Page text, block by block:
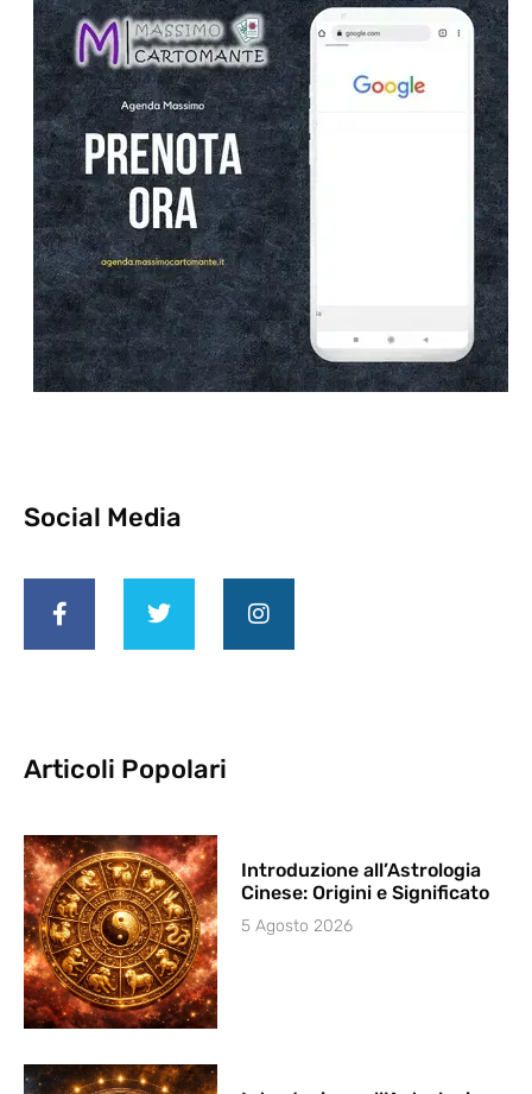
Social Media
Articoli Popolari
Introduzione all’Astrologia
Cinese: Origini e Significato
5 Agosto 2026